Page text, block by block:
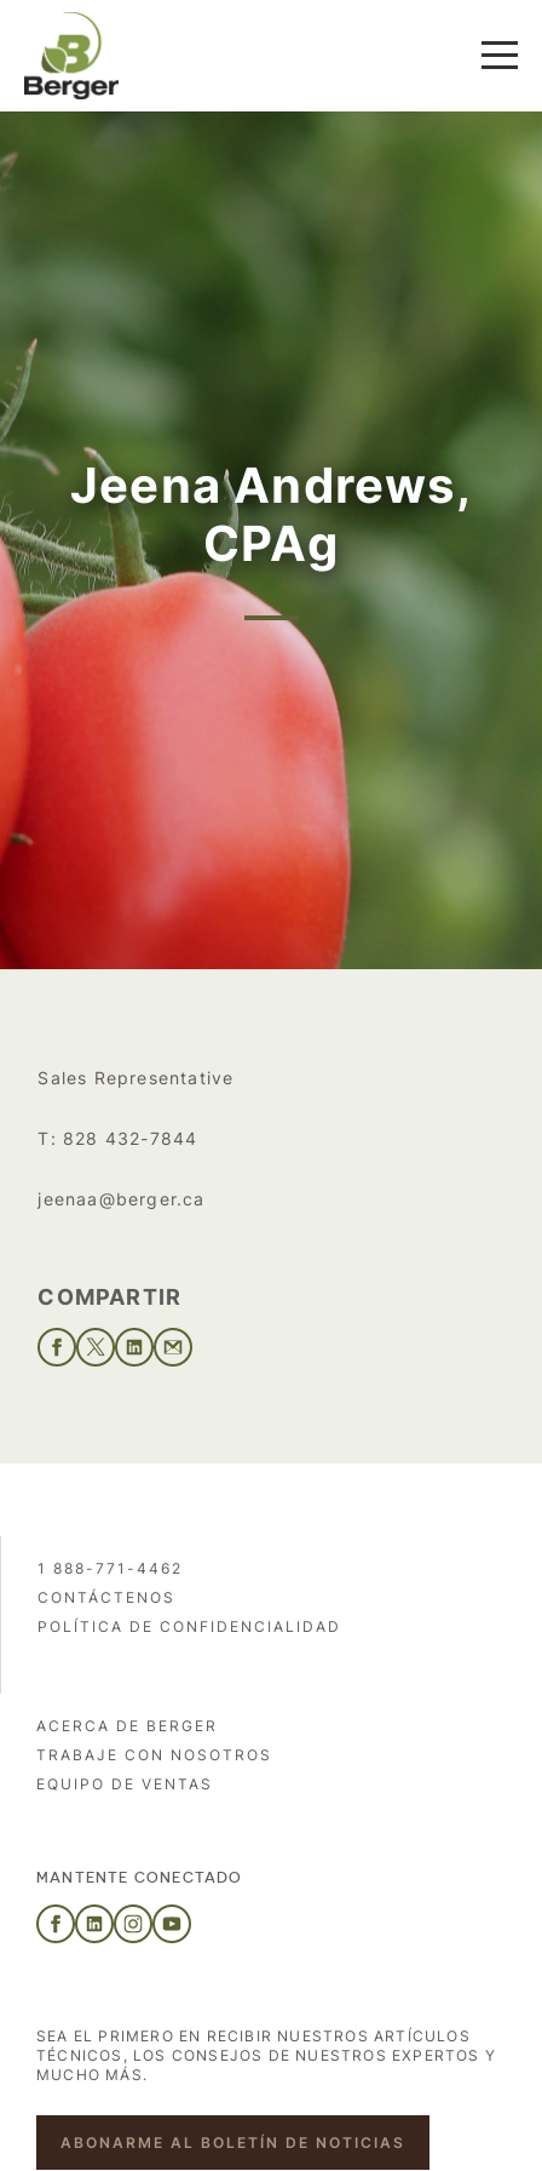
Jeena Andrews,
CPAg
Sales Representative
T: 828 432-7844
jeenaa@berger.ca
COMPARTIR
1 888-771-4462
CONTÁCTENOS
POLÍTICA DE CONFIDENCIALIDAD
ACERCA DE BERGER
TRABAJE CON NOSOTROS
EQUIPO DE VENTAS
MANTENTE CONECTADO
SEA EL PRIMERO EN RECIBIR NUESTROS ARTÍCULOS
TÉCNICOS, LOS CONSEJOS DE NUESTROS EXPERTOS Y
MUCHO MÁS.
ABONARME AL BOLETÍN DE NOTICIAS